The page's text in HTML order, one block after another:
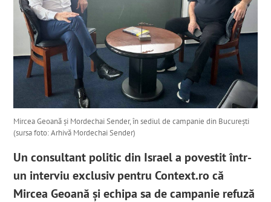
Mircea Geoană și Mordechai Sender, în sediul de campanie din București
(sursa foto: Arhivă Mordechai Sender)
Un consultant politic din Israel a povestit într-
un interviu exclusiv pentru Context.ro că
Mircea Geoană și echipa sa de campanie refuză